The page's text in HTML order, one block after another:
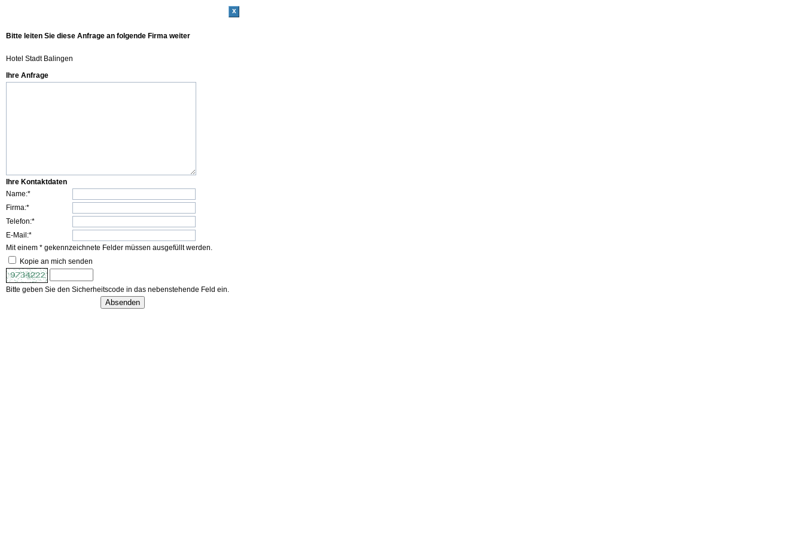
x
Bitte leiten Sie diese Anfrage an folgende Firma weiter
Hotel Stadt Balingen
Ihre Anfrage
Ihre Kontaktdaten
Name:*
Firma:*
Telefon:*
E-Mail:*
Mit einem * gekennzeichnete Felder müssen ausgefüllt werden.
Kopie an mich senden
Bitte geben Sie den Sicherheitscode in das nebenstehende Feld ein.